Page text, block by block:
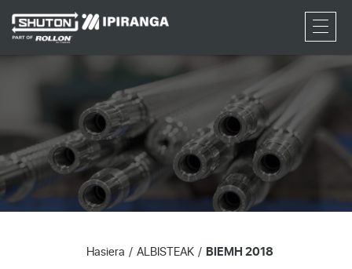
RFQ
Hasiera ALBISTEAK BIEMH 2018